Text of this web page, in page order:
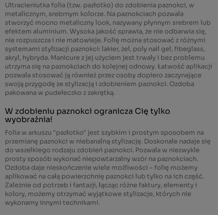
Ultracieniutka folia (tzw. pazłotko) do zdobienia paznokci, w
metalicznym, srebrnym kolorze. Na paznokciach pozwala
stworzyć mocno metaliczny look, nazywany płynnym srebrem lub
efektem aluminium. Wysoka jakość sprawia, że nie odbarwia się,
nie rozpuszcza i nie matowieje. Folię można stosować z różnymi
systemami stylizacji paznokci: lakier, żel, poly nail gel, fibeglass,
akryl, hybryda. Manicure z jej użyciem jest trwały i bez problemu
utrzyma się na paznokciach do kolejnej odnowy. Łatwość aplikacji
pozwala stosować ją również przez osoby dopiero zaczynające
swoją przygodę ze stylizacją i zdobieniem paznokci. Ozdoba
pakowana w pudełeczko z zakrętką.
W zdobieniu paznokci ogranicza Cię tylko
wyobraźnia!
Folia w arkuszu "pazłotko" jest szybkim i prostym sposobem na
przemianę paznokci w niebanalną stylizację. Doskonale nadaje się
do wszelkiego rodzaju zdobień paznokci. Pozwala w niezwykle
prosty sposób wykonać niepowtarzalny wzór na paznokciach.
Ozdoba daje nieskończenie wiele możliwości – folię możemy
aplikować na całą powierzchnię paznokci lub tylko na ich część.
Zależnie od potrzeb i fantazji, łącząc różne faktury, elementy i
kolory, możemy otrzymać wyjątkowe stylizacje, których nie
wykonamy innymi technikami.